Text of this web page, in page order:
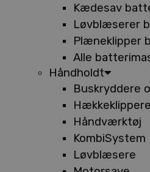
Kædesav
Løvblæserer
Plæneklipper
Alle
Håndholdt
Buskryddere
Hækkeklippere
Håndværktøj
KombiSystem
Løvblæsere